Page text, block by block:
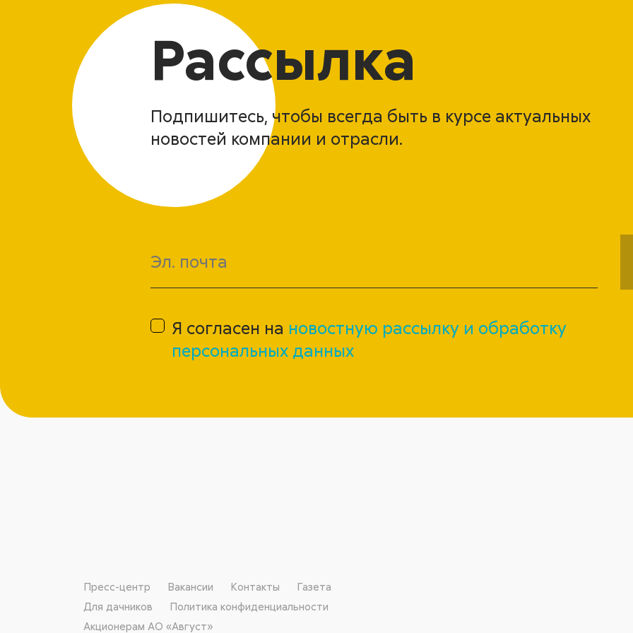
Рассылка
Подпишитесь, чтобы всегда быть в курсе актуальных
новостей компании и отрасли.
Я согласен на новостную рассылку и обработку
персональных данных
Пресс-центр Вакансии Контакты
Газета
Для дачников
Политика конфиденциальности
Акционерам АО «Август»